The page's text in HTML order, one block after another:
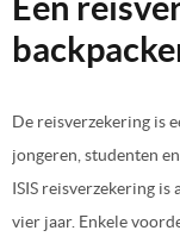
De reisverzekering is
jongeren, studenten
ISIS reisverzekering
vier jaar. Enkele